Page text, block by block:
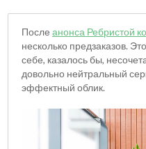
После анонса Ребристой
несколько предзаказов.
себе, казалось бы,
довольно нейтральный
эффектный облик.